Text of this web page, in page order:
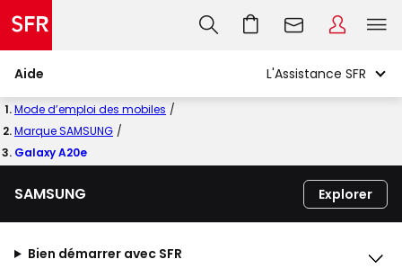
Aide
Mode d’emploi des mobiles
Marque SAMSUNG
Galaxy A20e
SAMSUNG Explorer
Bien démarrer avec SFR